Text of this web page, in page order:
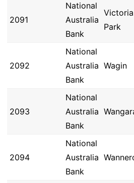
2091
National
Australia
Bank
Victoria
Park
2092
National
Australia
Bank
Wagin
2093
National
Australia
Bank
2094
National
Australia
Bank